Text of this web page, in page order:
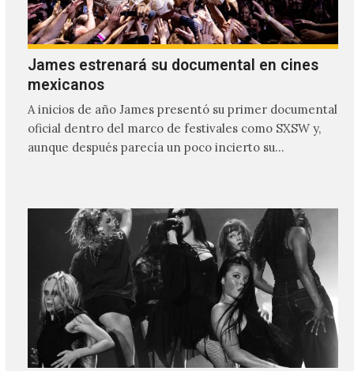
James estrenará su documental en cines
mexicanos
A inicios de año James presentó su primer documental
oficial dentro del marco de festivales como SXSW y,
aunque después parecía un poco incierto su…